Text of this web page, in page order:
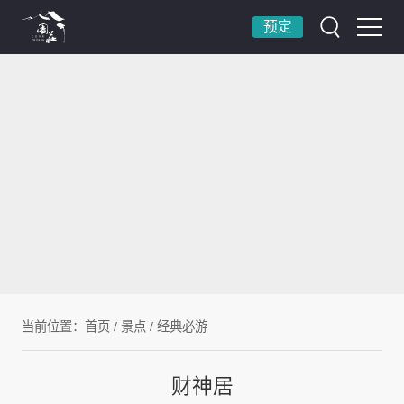
预定
当前位置： 首页 / 景点 / 经典必游
财神居